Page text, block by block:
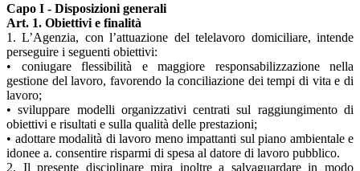
Capo I - Disposizioni generali
Art. 1. Obiettivi e finalità
1. L’Agenzia, con l’attuazione del telelavoro domiciliare, intende
perseguire i seguenti obiettivi:
• coniugare flessibilità e maggiore responsabilizzazione nella
gestione del lavoro, favorendo la conciliazione dei tempi di vita e di
lavoro;
• sviluppare modelli organizzativi centrati sul raggiungimento di
obiettivi e risultati e sulla qualità delle prestazioni;
• adottare modalità di lavoro meno impattanti sul piano ambientale e
idonee a. consentire risparmi di spesa al datore di lavoro pubblico.
2. Il presente disciplinare mira inoltre a salvaguardare in modo